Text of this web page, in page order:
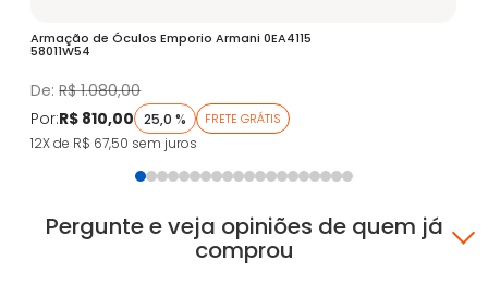
Armação de Óculos Emporio Armani 0EA4115
58011W54
De:R$ 1.080,00
Por:R$ 810,00 25,0 % FRETE GRÁTIS
12X de R$ 67,50 sem juros
Pergunte e veja opiniões de quem já
comprou